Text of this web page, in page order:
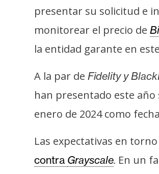
u
b
i
c
d
a
presentar su solicitud e
monitorear el precio de
la entidad garante en
A la par de Fidelity y
han presentado este año
enero de 2024 como
Las expectativas en
contra Grayscale. En un